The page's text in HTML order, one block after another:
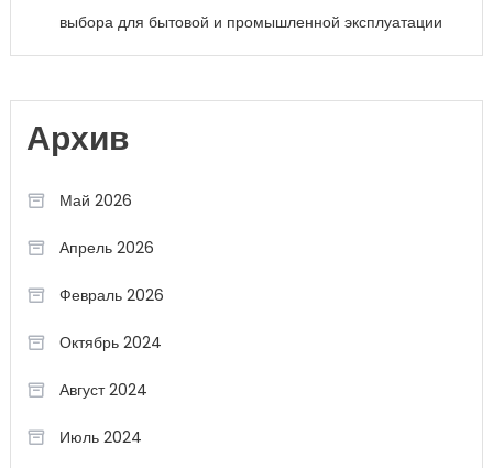
выбора для бытовой и промышленной эксплуатации
Архив
Май 2026
Апрель 2026
Февраль 2026
Октябрь 2024
Август 2024
Июль 2024